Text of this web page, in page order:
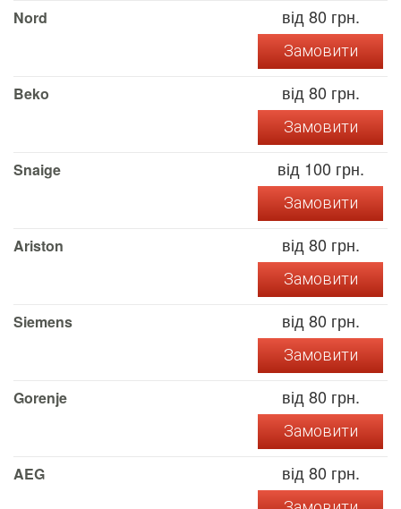
Nord від 80 грн.
Замовити
Beko від 80 грн.
Замовити
Snaige від 100 грн.
Замовити
Ariston від 80 грн.
Замовити
Siemens від 80 грн.
Замовити
Gorenje від 80 грн.
Замовити
AEG від 80 грн.